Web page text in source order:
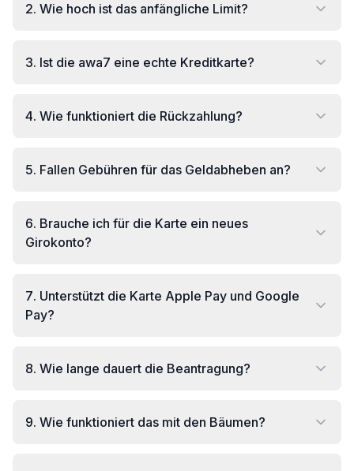
2. Wie hoch ist das anfängliche Limit?
3. Ist die awa7 eine echte Kreditkarte?
4. Wie funktioniert die Rückzahlung?
5. Fallen Gebühren für das Geldabheben an?
6. Brauche ich für die Karte ein neues
Girokonto?
7. Unterstützt die Karte Apple Pay und Google
Pay?
8. Wie lange dauert die Beantragung?
9. Wie funktioniert das mit den Bäumen?